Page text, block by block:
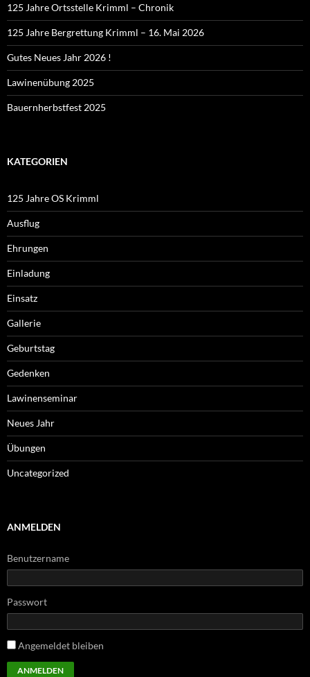
125 Jahre Ortsstelle Krimml – Chronik
125 Jahre Bergrettung Krimml – 16. Mai 2026
Gutes Neues Jahr 2026 !
Lawinenübung 2025
Bauernherbstfest 2025
KATEGORIEN
125 Jahre OS Krimml
Ausflug
Ehrungen
Einladung
Einsatz
Gallerie
Geburtstag
Gedenken
Lawinenseminar
Neues Jahr
Übungen
Uncategorized
ANMELDEN
Benutzername
Passwort
Angemeldet bleiben
ANMELDEN